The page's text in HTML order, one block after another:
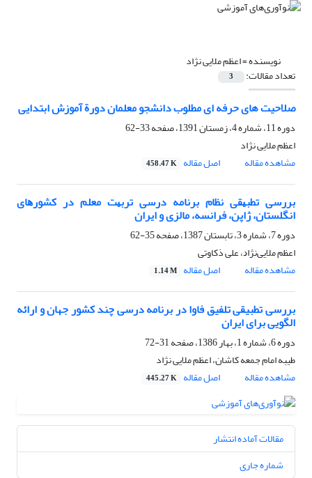
نویسنده =اعظم ملایی نژاد
تعداد مقالات: 3
صلاحیت های حرفه ای مطلوب دانشجو معلمان دورة آموزش ابتدایی
دوره 11، شماره 4، زمستان 1391، صفحه
33-62
اعظم ملایی نژاد
مشاهده مقاله
اصل مقاله 458.47 K
ﺑﺮرﺳﯽ ﺗﻄﺒﻴﻘﯽ ﻧﻈﺎم ﺑﺮﻧﺎﻣﻪ درﺳﯽ ﺗﺮﺑﻴﺖ ﻣﻌﻠﻢ در ﻛﺸﻮرﻫﺎی
اﻧﮕﻠﺴﺘﺎن، ژاﭘﻦ، ﻓﺮاﻧﺴﻪ، ﻣﺎﻟﺰی و اﻳﺮان
دوره 7، شماره 3، تابستان 1387، صفحه
35-62
ﺍﻋﻈﻢ ﻣﻼﻳﯽﻧﮋﺍﺩ، علی ذکاوتی
مشاهده مقاله
اصل مقاله 1.14 M
بررسی تطبیقی تلفیق فاوا در برنامه درسی چند کشور جهان و ارائه
الگویی برای ایران
دوره 6، شماره 1، بهار 1386، صفحه
31-72
طیبه امام جمعه کاشان، اعظم ملایی نژاد
مشاهده مقاله
اصل مقاله 445.27 K
مقالات آماده انتشار
شماره جاری